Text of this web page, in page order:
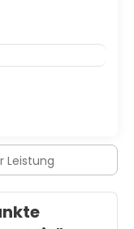
Leistung